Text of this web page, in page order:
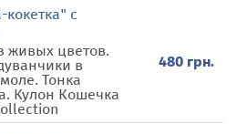
с
живых цветов.
в
Тонка
Кулон Кошечка
480 грн.